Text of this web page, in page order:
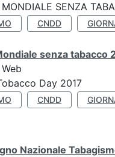
MONDIALE SENZA
CNDD
senza tabacco
Day 2017
CNDD
Nazionale